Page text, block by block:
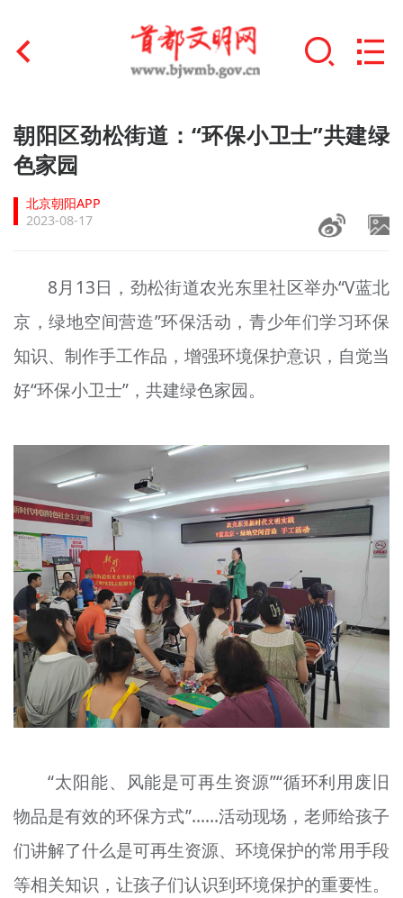
首页
文明创建
文明实践
未成年人思想道德建设
榜样人物
+
身边好人
北京宣传文化引导基金
宣传思想文化人才
专题
资料库
+
朝阳区劲松街道：“环保小卫士”共建绿
色家园
北京朝阳APP
2023-08-17
8月13日，劲松街道农光东里社区举办“V蓝北
京，绿地空间营造”环保活动，青少年们学习环保
知识、制作手工作品，增强环境保护意识，自觉当
好“环保小卫士”，共建绿色家园。
“太阳能、风能是可再生资源”“循环利用废旧
物品是有效的环保方式”……活动现场，老师给孩子
们讲解了什么是可再生资源、环境保护的常用手段
等相关知识，让孩子们认识到环境保护的重要性。